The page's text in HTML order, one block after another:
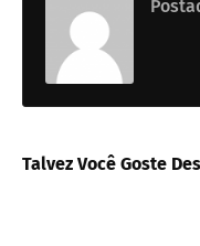
Talvez Você Goste